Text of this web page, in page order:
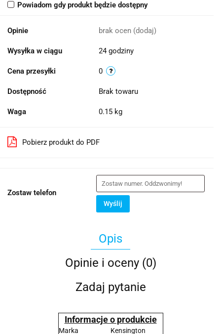
Powiadom gdy produkt będzie dostępny
Opinie brak ocen (dodaj)
Wysyłka w ciągu 24 godziny
Cena przesyłki 0
Dostępność Brak towaru
Waga 0.15 kg
Pobierz produkt do PDF
Zostaw telefon
Wyślij
Opis
Opinie i oceny (0)
Zadaj pytanie
Informacje o produkcie
Marka
Kensington